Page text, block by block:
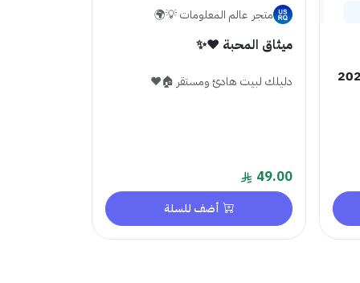
الرقمية 2026
متجر ‏ عالم المعلومات 💡🌍
ميثاق المحبة ❤️✨
دليلك لبيت هادئ ومستقر 🏠❤️
49.00
أضف للسلة